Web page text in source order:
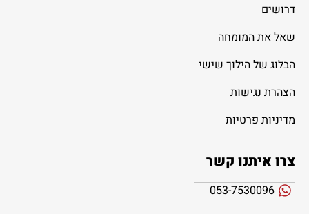
דרושים
שאל את המומחה
הבלוג של הילוך שישי
הצהרת נגישות
מדיניות פרטיות
צרו איתנו קשר
053-7530096